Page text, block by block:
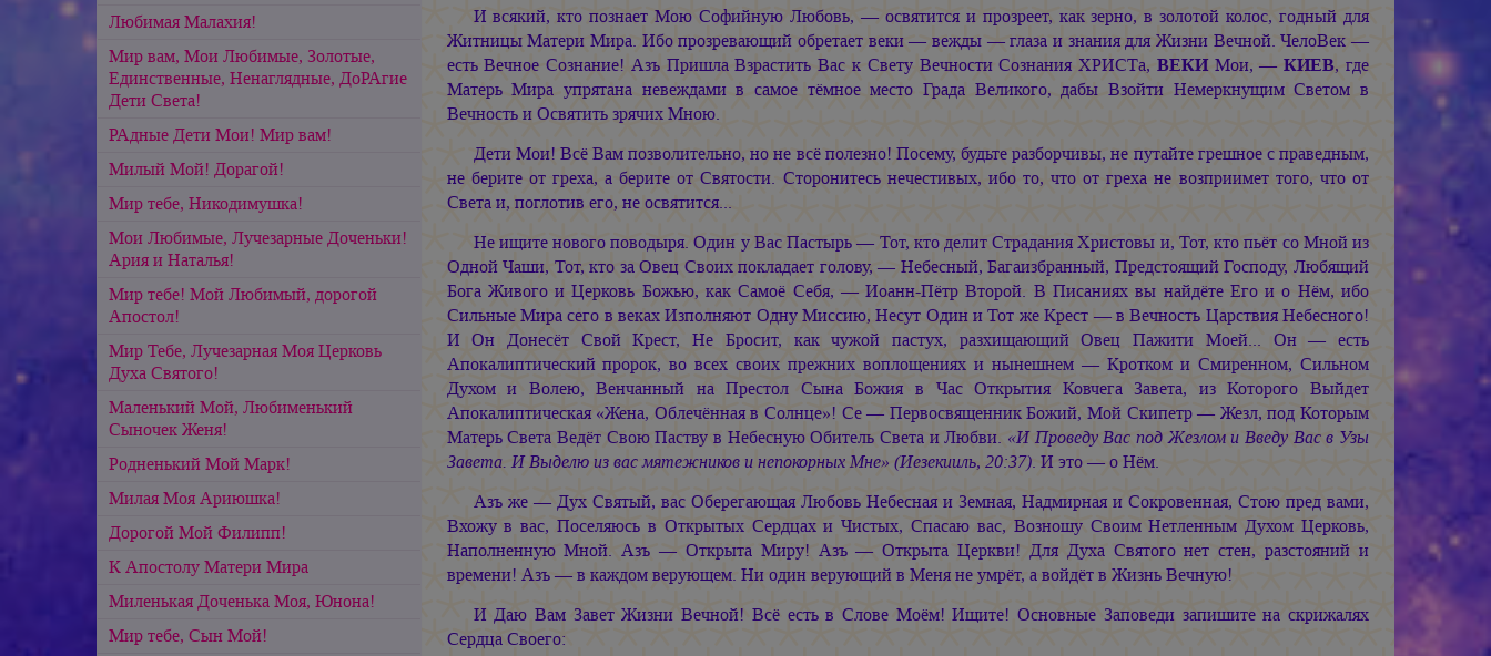
Любимая Малахия!
Мир вам, Мои Любимые, Золотые,
Единственные, Ненаглядные, ДоРАгие
Дети Света!
РАдные Дети Мои! Мир вам!
Милый Мой! Дорагой!
Мир тебе, Никодимушка!
Мои Любимые, Лучезарные Доченьки!
Ария и Наталья!
Мир тебе! Мой Любимый, дорогой
Апостол!
Мир Тебе, Лучезарная Моя Церковь
Духа Святого!
Маленький Мой, Любименький
Сыночек Женя!
Родненький Мой Марк!
Милая Моя Ариюшка!
Дорогой Мой Филипп!
К Апостолу Матери Мира
Миленькая Доченька Моя, Юнона!
Мир тебе, Сын Мой!
И всякий, кто познает Мою Софийную Любовь, — освятится и прозреет, как зерно, в золотой колос, годный для
Житницы Матери Мира. Ибо прозревающий обретает веки — вежды — глаза и знания для Жизни Вечной. ЧелоВек —
есть Вечное Сознание! Азъ Пришла Взрастить Вас к Свету Вечности Сознания ХРИСТа, ВЕКИМои, —КИЕВ, где
Матерь Мира упрятана невеждами в самое тёмное место Града Великого, дабы Взойти Немеркнущим Светом в
Вечность и Освятить зрячих Мною.
Дети Мои! Всё Вам позволительно, но не всё полезно! Посему, будьте разборчивы, не путайте грешное с праведным,
не берите от греха, а берите от Святости. Сторонитесь нечестивых, ибо то, что от греха не возприимет того, что от
Света и, поглотив его, не освятится...
Не ищите нового поводыря. Один у Вас Пастырь — Тот, кто делит Страдания Христовы и, Тот, кто пьёт со Мной из
Одной Чаши, Тот, кто за Овец Своих покладает голову, — Небесный, Багаизбранный, Предстоящий Господу, Любящий
Бога Живого и Церковь Божью, как Самоё Себя, — Иоанн-Пётр Второй. В Писаниях вы найдёте Его и о Нём, ибо
Сильные Мира сего в веках Изполняют Одну Миссию, Несут Один и Тот же Крест — в Вечность Царствия Небесного!
И Он Донесёт Свой Крест, Не Бросит, как чужой пастух, разхищающий Овец Пажити Моей... Он — есть
Апокалиптический пророк, во всех своих прежних воплощениях и нынешнем — Кротком и Смиренном, Сильном
Духом и Волею, Венчанный на Престол Сына Божия в Час Открытия Ковчега Завета, из Которого Выйдет
Апокалиптическая «Жена, Облечённая в Солнце»! Се — Первосвященник Божий, Мой Скипетр — Жезл, под Которым
Матерь Света Ведёт Свою Паству в Небесную Обитель Света и Любви. «И Проведу Вас под Жезлом и Введу Вас в Узы
Завета. И Выделю из вас мятежников и непокорных Мне» (Иезекииль, 20:37). И это — о Нём.
Азъ же — Дух Святый, вас Оберегающая Любовь Небесная и Земная, Надмирная и Сокровенная, Стою пред вами,
Вхожу в вас, Поселяюсь в Открытых Сердцах и Чистых, Спасаю вас, Возношу Своим Нетленным Духом Церковь,
Наполненную Мной. Азъ — Открыта Миру! Азъ — Открыта Церкви! Для Духа Святого нет стен, разстояний и
времени! Азъ — в каждом верующем. Ни один верующий в Меня не умрёт, а войдёт в Жизнь Вечную!
И Даю Вам Завет Жизни Вечной! Всё есть в Слове Моём! Ищите! Основные Заповеди запишите на скрижалях
Сердца Своего: